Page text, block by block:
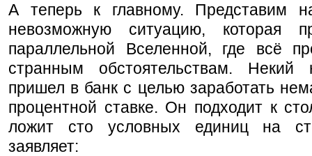
А теперь к главному. Представим
невозможную ситуацию, которая
параллельной Вселенной, где всё
странным обстоятельствам. Некий
пришел в банк с целью заработать
процентной ставке. Он подходит к
ложит сто условных единиц на
заявляет: